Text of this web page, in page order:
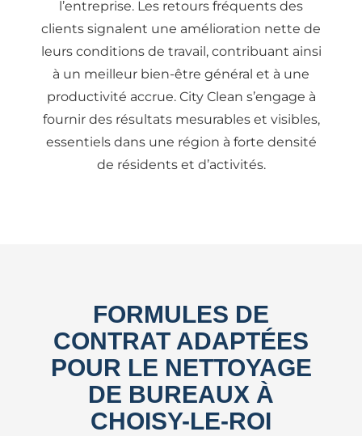
l’entreprise. Les retours fréquents des
clients signalent une amélioration nette de
leurs conditions de travail, contribuant ainsi
à un meilleur bien-être général et à une
productivité accrue. City Clean s’engage à
fournir des résultats mesurables et visibles,
essentiels dans une région à forte densité
de résidents et d’activités.
FORMULES DE
CONTRAT ADAPTÉES
POUR LE NETTOYAGE
DE BUREAUX À
CHOISY-LE-ROI